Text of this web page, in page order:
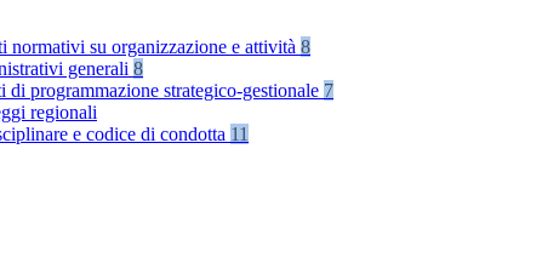
normativi su organizzazione e attività 8
generali 8
di programmazione strategico-gestionale 7
regionali
e codice di condotta 11